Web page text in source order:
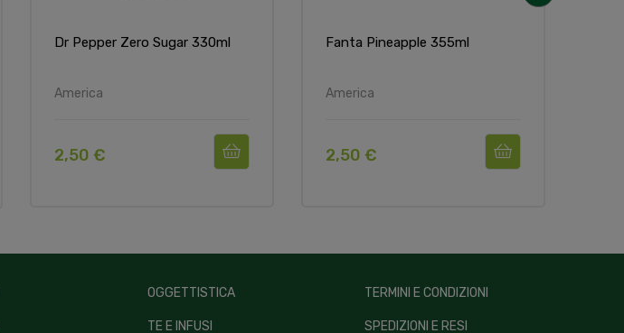
Dr Pepper Zero Sugar 330ml
America
2,50 €
Fanta Pineapple 355ml
America
2,50 €
OGGETTISTICA
TE E INFUSI
TERMINI E CONDIZIONI
SPEDIZIONI E RESI